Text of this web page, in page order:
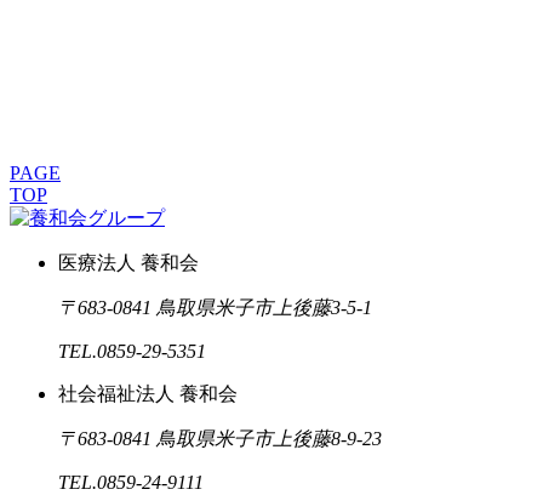
PAGE
TOP
医療法人 養和会
〒683-0841 鳥取県米子市上後藤3-5-1
TEL.0859-29-5351
社会福祉法人 養和会
〒683-0841 鳥取県米子市上後藤8-9-23
TEL.0859-24-9111